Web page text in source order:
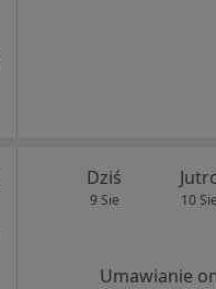
Dziś
9 Sie 10 Sie
Umawianie